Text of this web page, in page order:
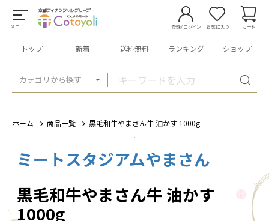
メニュー
カテゴリから探す
登録/ログイン お気に入り カート
トップ 新着 送料無料 ランキング ショップ
ホーム 商品一覧 黒毛和牛やまさん牛 油かす 1000g
ミートスタジアムやまさん
黒毛和牛やまさん牛 油かす
1000g